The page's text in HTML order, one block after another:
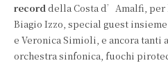
recorddella Costa d’Amalfi, per
Biagio Izzo, special guest
e Veronica Simioli, e ancora
orchestra sinfonica, fuochi